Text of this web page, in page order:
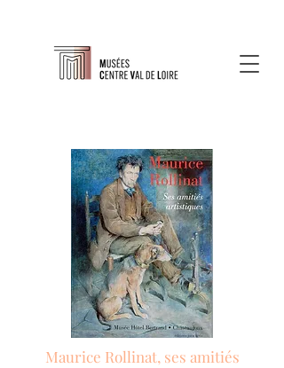
Maurice Rollinat, ses amitiés